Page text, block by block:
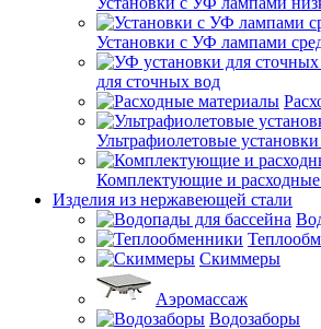
Установки с УФ лампами
для сточных вод
Ультрафиолетовые
Комплектующие и
Изделия из нержавеющей стали
Скиммеры
Аэромассаж
Водозаборы